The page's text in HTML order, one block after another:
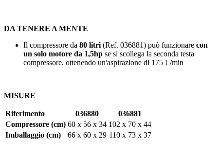
DA TENERE A MENTE
Il compressore da 80 litri (Ref. 036881) può funzionare con
un solo motore da 1,5hp se si scollega la seconda testa
compressore, ottenendo un'aspirazione di 175 L/min
MISURE
Riferimento 036880
036881
Compressore (cm) 60 x 56 x 34 102 x 70 x 44
Imballaggio (cm)
66 x 60 x 29 110 x 73 x 37